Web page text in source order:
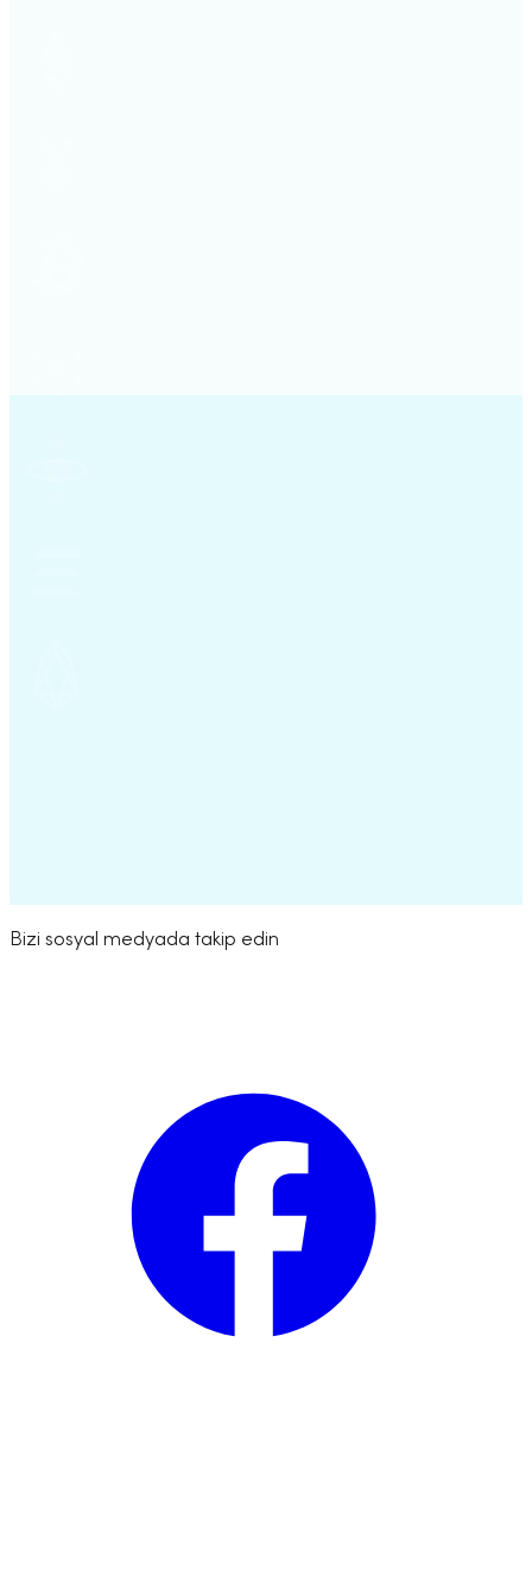
Bizi sosyal medyada takip edin